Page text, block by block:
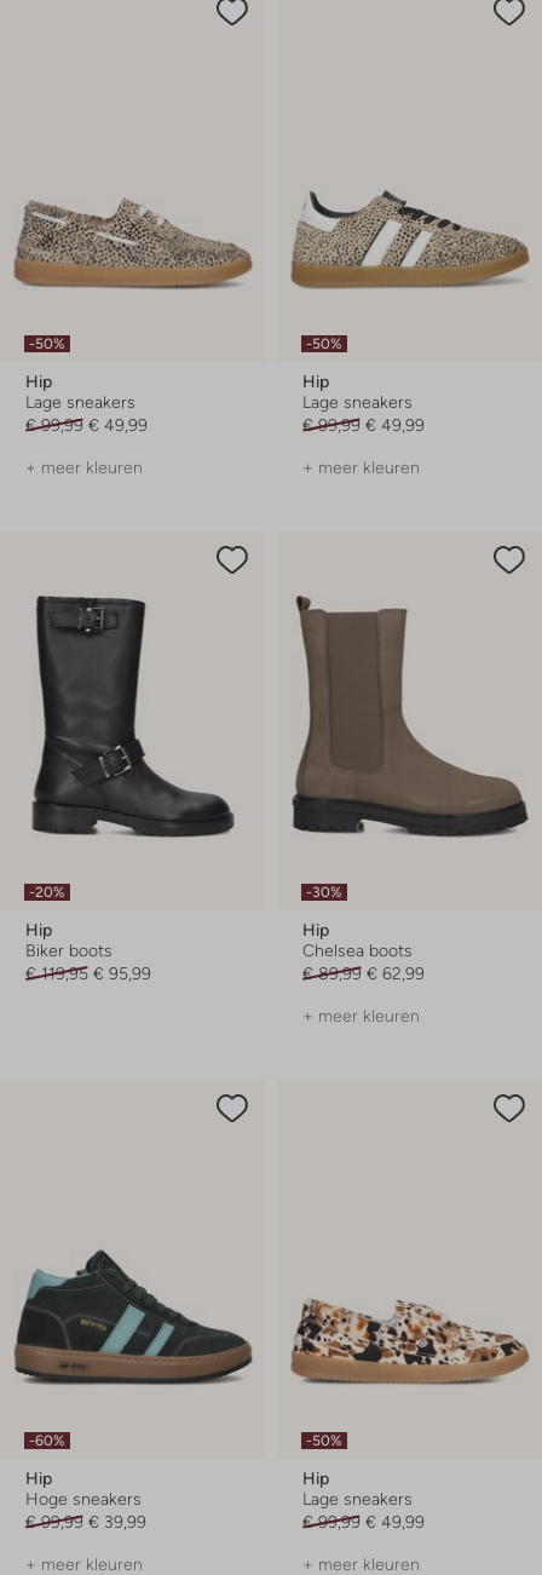
-50%
Hip
Lage sneakers
€ 99,99 € 49,99
+ meer kleuren
-50%
Hip
Lage sneakers
€ 99,99 € 49,99
+ meer kleuren
-20%
Hip
Biker boots
€ 119,95 € 95,99
-30%
Hip
Chelsea boots
€ 89,99 € 62,99
+ meer kleuren
-60%
Hip
Hoge sneakers
€ 99,99 € 39,99
+ meer kleuren
-50%
Hip
Lage sneakers
€ 99,99 € 49,99
+ meer kleuren